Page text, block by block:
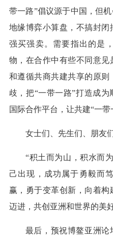
带一路”倡议源于中国，但
地缘博弈小算盘，不搞封
强买强卖。需要指出的是
物，在合作中有些不同意
和遵循共商共建共享的原
歧，把“一带一路”打造成
国际合作平台，让共建“一带
女士们、先生们、朋友
“积土而为山，积水而
己出现，成功属于勇毅而
赢，勇于变革创新，向着
迈进，共创亚洲和世界的美
最后，预祝博鳌亚洲论